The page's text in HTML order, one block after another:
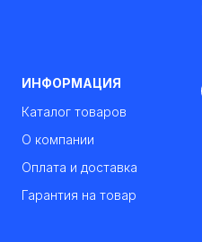
ИНФОРМАЦИЯ
Каталог товаров
О компании
Оплата и доставка
Гарантия на товар